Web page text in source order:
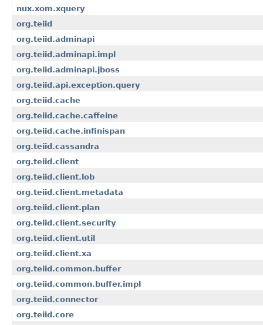
nux.xom.xquery
org.teiid
org.teiid.adminapi
org.teiid.adminapi.impl
org.teiid.adminapi.jboss
org.teiid.api.exception.query
org.teiid.cache
org.teiid.cache.caffeine
org.teiid.cache.infinispan
org.teiid.cassandra
org.teiid.client
org.teiid.client.lob
org.teiid.client.metadata
org.teiid.client.plan
org.teiid.client.security
org.teiid.client.util
org.teiid.client.xa
org.teiid.common.buffer
org.teiid.common.buffer.impl
org.teiid.connector
org.teiid.core